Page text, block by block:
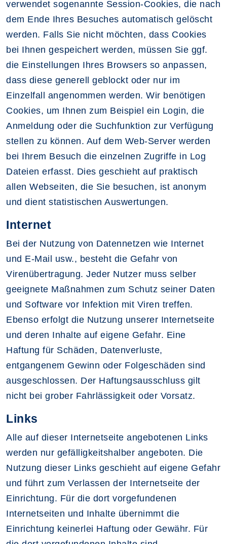
verwendet sogenannte Session-Cookies, die nach
dem Ende Ihres Besuches automatisch gelöscht
werden. Falls Sie nicht möchten, dass Cookies
bei Ihnen gespeichert werden, müssen Sie ggf.
die Einstellungen Ihres Browsers so anpassen,
dass diese generell geblockt oder nur im
Einzelfall angenommen werden. Wir benötigen
Cookies, um Ihnen zum Beispiel ein Login, die
Anmeldung oder die Suchfunktion zur Verfügung
stellen zu können. Auf dem Web-Server werden
bei Ihrem Besuch die einzelnen Zugriffe in Log
Dateien erfasst. Dies geschieht auf praktisch
allen Webseiten, die Sie besuchen, ist anonym
und dient statistischen Auswertungen.
Internet
Bei der Nutzung von Datennetzen wie Internet
und E-Mail usw., besteht die Gefahr von
Virenübertragung. Jeder Nutzer muss selber
geeignete Maßnahmen zum Schutz seiner Daten
und Software vor Infektion mit Viren treffen.
Ebenso erfolgt die Nutzung unserer Internetseite
und deren Inhalte auf eigene Gefahr. Eine
Haftung für Schäden, Datenverluste,
entgangenem Gewinn oder Folgeschäden sind
ausgeschlossen. Der Haftungsausschluss gilt
nicht bei grober Fahrlässigkeit oder Vorsatz.
Links
Alle auf dieser Internetseite angebotenen Links
werden nur gefälligkeitshalber angeboten. Die
Nutzung dieser Links geschieht auf eigene Gefahr
und führt zum Verlassen der Internetseite der
Einrichtung. Für die dort vorgefundenen
Internetseiten und Inhalte übernimmt die
Einrichtung keinerlei Haftung oder Gewähr. Für